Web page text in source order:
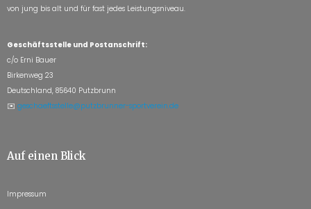
von jung bis alt und für fast jedes Leistungsniveau.
Geschäftsstelle und Postanschrift:
c/o Erni Bauer
Birkenweg 23
Deutschland, 85640 Putzbrunn
✉️ geschaeftsstelle@putzbrunner-sportverein.de
Auf einen Blick
Impressum